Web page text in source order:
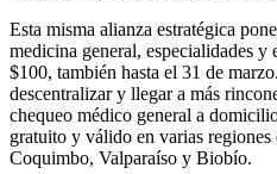
Esta misma alianza estratégica
medicina general, especialidades y
$100, también hasta el 31 de
descentralizar y llegar a más
chequeo médico general a
gratuito y válido en varias
Coquimbo, Valparaíso y Biobío.